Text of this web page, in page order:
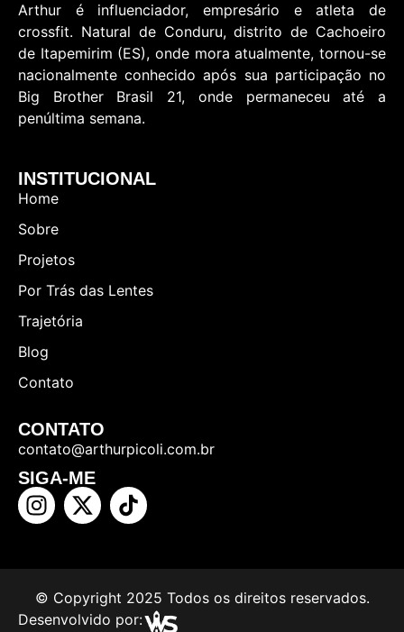
Arthur é influenciador, empresário e atleta de
crossfit. Natural de Conduru, distrito de Cachoeiro
de Itapemirim (ES), onde mora atualmente, tornou-se
nacionalmente conhecido após sua participação no
Big Brother Brasil 21, onde permaneceu até a
penúltima semana.
INSTITUCIONAL
Home
Sobre
Projetos
Por Trás das Lentes
Trajetória
Blog
Contato
CONTATO
contato@arthurpicoli.com.br
SIGA-ME
© Copyright 2025 Todos os direitos reservados.
Desenvolvido por: